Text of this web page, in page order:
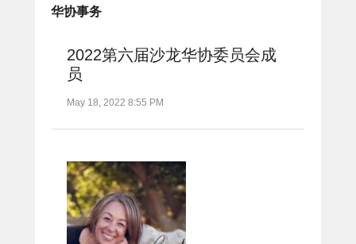
华协事务
2022第六届沙龙华协委员会成
员
May 18, 2022 8:55 PM